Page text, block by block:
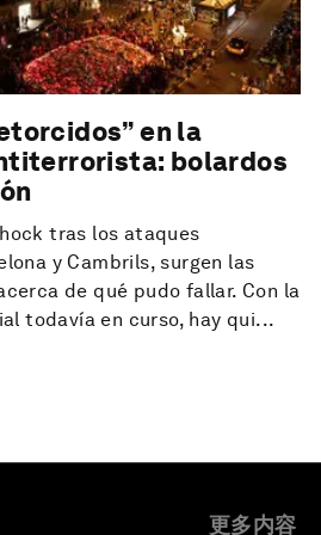
en la
bolardos
tras los ataques
y Cambrils, surgen las
de qué pudo fallar. Con la
todavía en curso, hay qui...
更多内容